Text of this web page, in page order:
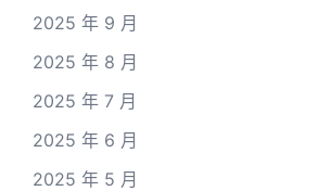
2025 年 9 月
2025 年 8 月
2025 年 7 月
2025 年 6 月
2025 年 5 月